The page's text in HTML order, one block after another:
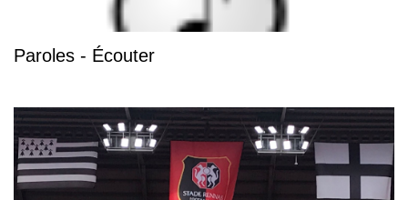
Paroles - Écouter